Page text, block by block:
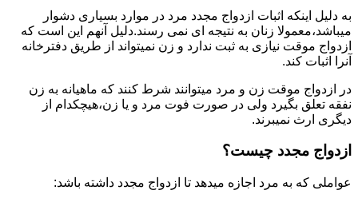
به دلیل اینکه اثبات ازدواج مجدد مرد در موارد بسیاری دشوار
میباشد،معمولا زنان به نتیجه ای نمی رسند.دلیل آنهم این است که
ازدواج موقت نیازی به ثبت ندارد و زن نمیتواند از طریق دفترخانه
آنرا اثبات کند.
در ازدواج موقت زن و مرد میتوانند شرط کنند که ماهیانه به زن
نفقه تعلق بگیرد ولی در صورت فوت مرد و یا زن،هیچکدام از
دیگری ارث نمیبرند.
ازدواج مجدد چیست؟
عواملی که به مرد اجازه میدهد تا ازدواج مجدد داشته باشد: